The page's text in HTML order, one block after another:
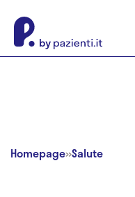
Homepage»Salute